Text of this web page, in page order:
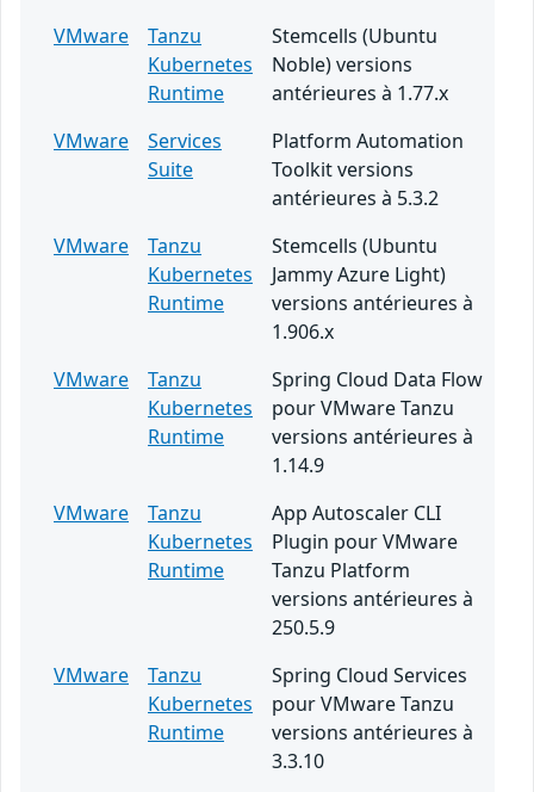
VMware
Tanzu
Kubernetes
Runtime
Stemcells (Ubuntu
Noble) versions
antérieures à 1.77.x
VMware
Services
Suite
Platform Automation
Toolkit versions
antérieures à 5.3.2
VMware
Tanzu
Kubernetes
Runtime
Stemcells (Ubuntu
Jammy Azure Light)
versions antérieures à
1.906.x
VMware
Tanzu
Kubernetes
Runtime
Spring Cloud Data Flow
pour VMware Tanzu
versions antérieures à
1.14.9
VMware
Tanzu
Kubernetes
Runtime
App Autoscaler CLI
Plugin pour VMware
Tanzu Platform
versions antérieures à
250.5.9
VMware
Tanzu
Kubernetes
Runtime
Spring Cloud Services
pour VMware Tanzu
versions antérieures à
3.3.10